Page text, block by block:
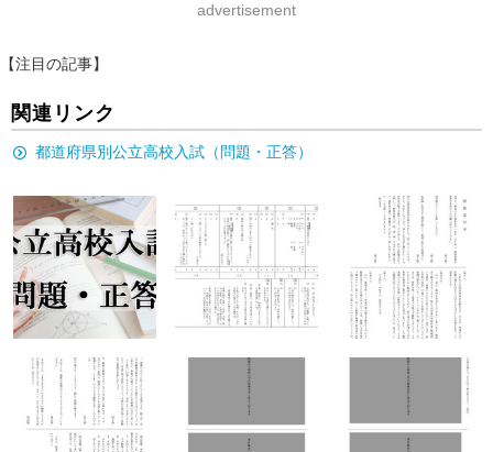
advertisement
【注目の記事】
関連リンク
都道府県別公立高校入試（問題・正答）